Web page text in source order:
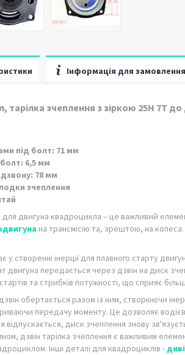
Інформація для замовлення
тарілка зчеплення з зіркою 25Н 7Т
під болт: 71 мм
6,5 мм
78 мм
зчеплення
двигуна квадроцикла – це важливий
на трансмісію та, зрештою, на
у створенні інерції для плавного старту
двигуна передається через дзвін на диск
та стрибків потужності, що сприяє
обертається разом із ним, створюючи
передачу моменту. Це дозволяє
відпускається, диск зчеплення знову
дзвін тарілка зчеплення є важливим
Інші деталі для квадроциклів -